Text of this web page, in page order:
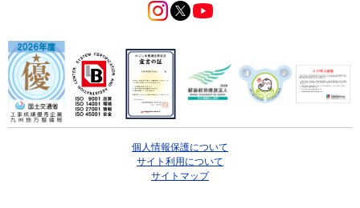
個人情報保護について
サイト利用について
サイトマップ